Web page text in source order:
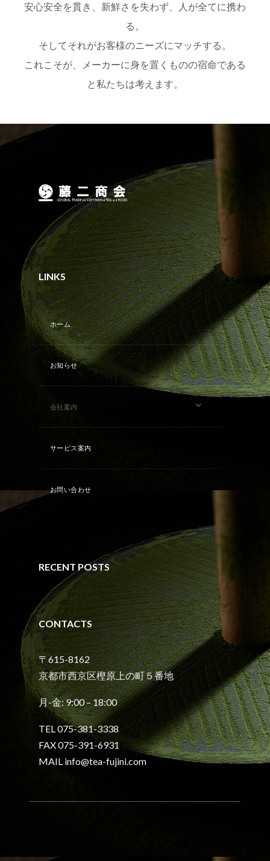
安心安全を貫き、新鮮さを失わず、人が全てに携わ
る。
そしてそれがお客様のニーズにマッチする。
これこそが、メーカーに身を置くものの宿命である
と私たちは考えます。
LINKS
ホーム
お知らせ
会社案内
サービス案内
お問い合わせ
RECENT POSTS
CONTACTS
〒615-8162
京都市西京区樫原上の町５番地
月-金: 9:00 – 18:00
TEL 075-381-3338
FAX 075-391-6931
MAIL info@tea-fujini.com